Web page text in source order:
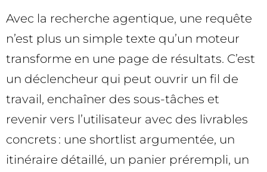
Avec la recherche agentique, une requête
n’est plus un simple texte qu’un moteur
transforme en une page de résultats. C’est
un déclencheur qui peut ouvrir un fil de
travail, enchaîner des sous-tâches et
revenir vers l’utilisateur avec des livrables
concrets : une shortlist argumentée, un
itinéraire détaillé, un panier prérempli, un